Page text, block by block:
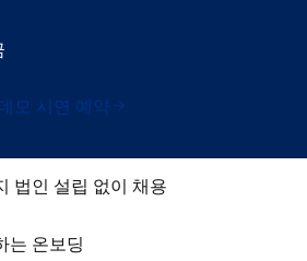
모 시연 예약
법인 설립 없이 채용
는 온보딩